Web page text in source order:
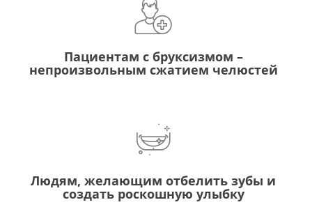
Пациентам с бруксизмом –
непроизвольным сжатием челюстей
Людям, желающим отбелить зубы и
создать роскошную улыбку